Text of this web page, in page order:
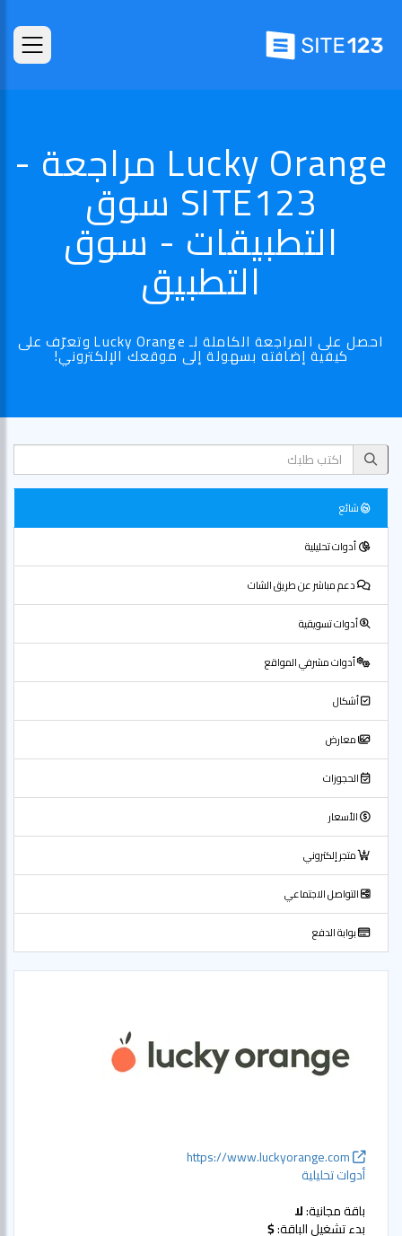
Lucky Orange مراجعة -
SITE123 سوق
التطبيقات - سوق
التطبيق
احصل على المراجعة الكاملة لـ Lucky Orange وتعرّف على
كيفية إضافته بسهولة إلى موقعك الإلكتروني!
شائع
أدوات تحليلية
دعم مباشر عن طريق الشات
أدوات تسويقية
أدوات مشرفي المواقع
أشكال
معارض
الحجوزات
الأسعار
متجر إلكتروني
التواصل الاجتماعي
بوابة الدفع
أدوات تحليلية
باقة مجانية:لا
بدء تشغيل الباقة:$